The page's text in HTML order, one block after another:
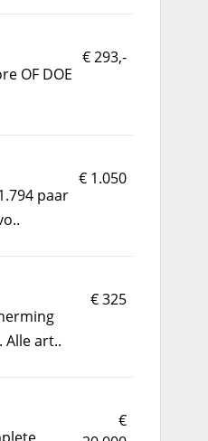
€ 293,-
OF DOE
€ 1.050
paar
€ 325
Alle art..
€